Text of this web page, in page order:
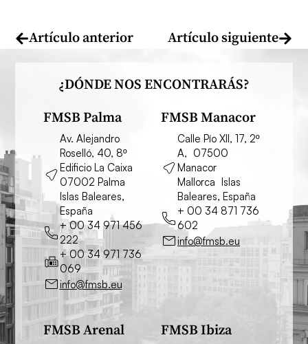
Artículo anterior Artículo siguiente
¿DÓNDE NOS ENCONTRARÁS?
FMSB Palma
Av. Alejandro
Roselló, 40, 8º
Edificio La Caixa
07002 Palma
Islas Baleares,
España
+ 00 34 971 456
222
+ 00 34 971 736
069
info@fmsb.eu
FMSB Manacor
Calle Pío XII, 17, 2º
A, 07500
Manacor
Mallorca Islas
Baleares, España
+ 00 34 871 736
602
info@fmsb.eu
FMSB Arenal FMSB Ibiza